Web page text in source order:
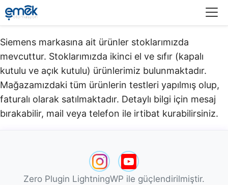
Siemens markasına ait ürünler stoklarımızda
mevcuttur. Stoklarımızda ikinci el ve sıfır (kapalı
kutulu ve açık kutulu) ürünlerimiz bulunmaktadır.​
Mağazamızdaki tüm ürünlerin testleri yapılmış olup,
faturalı olarak satılmaktadır. Detaylı bilgi için mesaj
bırakabilir, mail veya telefon ile irtibat kurabilirsiniz.
Zero Plugin LightningWP ile güçlendirilmiştir.